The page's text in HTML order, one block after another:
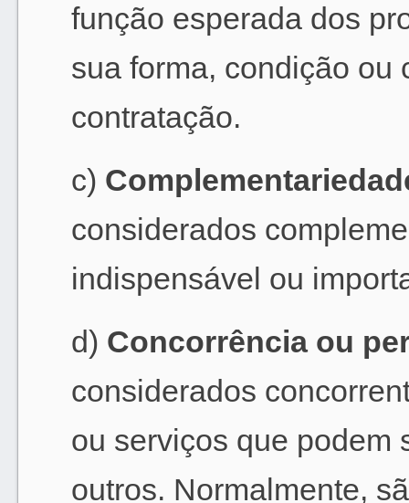
função esperada dos
sua forma, condição ou
contratação.
c)
considerados
indispensável ou
d) Concorrência ou
considerados
ou serviços que podem
outros. Normalmente,